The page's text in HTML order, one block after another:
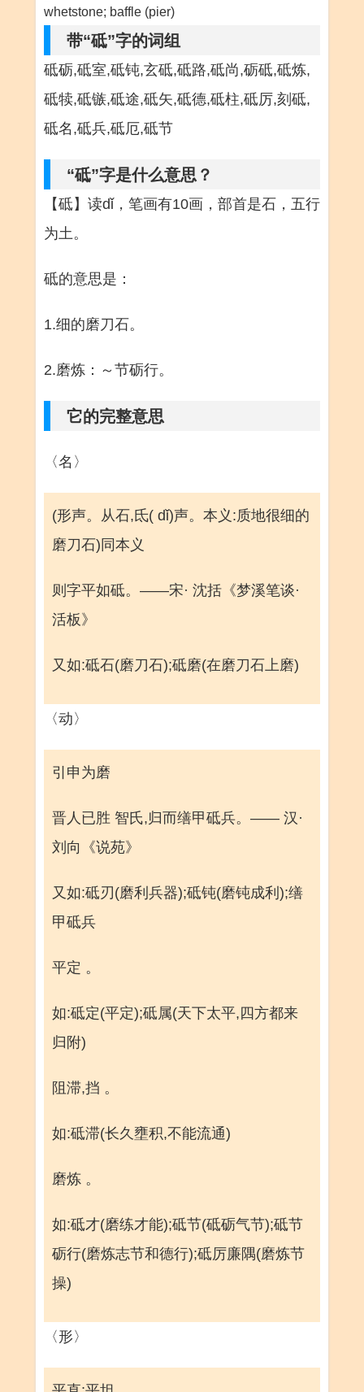
whetstone; baffle (pier)
带“砥”字的词组
砥砺,砥室,砥钝,玄砥,砥路,砥尚,砺砥,砥炼,
砥犊,砥镞,砥途,砥矢,砥德,砥柱,砥厉,刻砥,
砥名,砥兵,砥厄,砥节
“砥”字是什么意思？
【砥】读dǐ，笔画有10画，部首是石，五行
为土。
砥的意思是：
1.细的磨刀石。
2.磨炼：～节砺行。
它的完整意思
〈名〉
(形声。从石,氐( dǐ)声。本义:质地很细的
磨刀石)同本义
则字平如砥。——宋· 沈括《梦溪笔谈·
活板》
又如:砥石(磨刀石);砥磨(在磨刀石上磨)
〈动〉
引申为磨
晋人已胜 智氏,归而缮甲砥兵。—— 汉·
刘向《说苑》
又如:砥刃(磨利兵器);砥钝(磨钝成利);缮
甲砥兵
平定 。
如:砥定(平定);砥属(天下太平,四方都来
归附)
阻滞,挡 。
如:砥滞(长久壅积,不能流通)
磨炼 。
如:砥才(磨练才能);砥节(砥砺气节);砥节
砺行(磨炼志节和德行);砥厉廉隅(磨炼节
操)
〈形〉